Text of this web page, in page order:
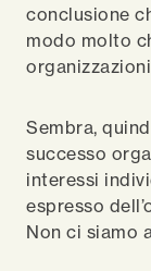
conclusione
modo molto
Sembra,
successo
interessi
espresso
Non ci siamo